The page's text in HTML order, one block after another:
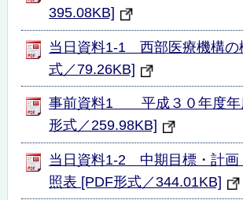
395.08KB]
当日資料1-1 西部医療機構の
式／79.26KB]
事前資料1 平成３０年度年
形式／259.98KB]
当日資料1-2 中期目標・計画
照表 [PDF形式／344.01KB]